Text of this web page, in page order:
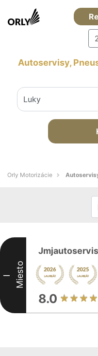
Autoservisy,
Orly Motorizácie
I Miesto
Jmjautoservis
8.0